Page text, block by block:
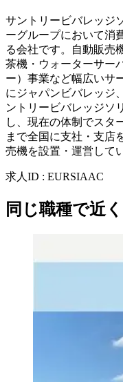
サントリービバレッジ
ーグループにおいて消
る会社です。自動販売
茶機・ウォーターサー
ー）事業など幅広いサ
にジャパンビバレッジ
ントリービバレッジソ
し、現在の体制でスタ
まで全国に支社・支店
売機を設置・運営して
求人ID : EURSIAAC
同じ職種で近